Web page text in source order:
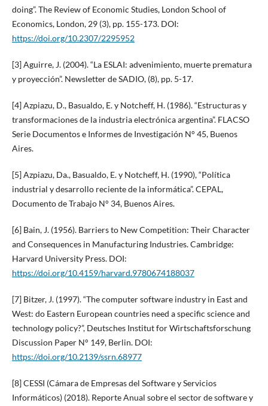
doing”. The Review of Economic Studies, London School of
Economics, London, 29 (3), pp. 155-173. DOI:
https://doi.org/10.2307/2295952
[3] Aguirre, J. (2004). “La ESLAI: advenimiento, muerte prematura
y proyección”. Newsletter de SADIO, (8), pp. 5-17.
[4] Azpiazu, D., Basualdo, E. y Notcheff, H. (1986). “Estructuras y
transformaciones de la industria electrónica argentina”. FLACSO
Serie Documentos e Informes de Investigación N° 45, Buenos
Aires.
[5] Azpiazu, Da., Basualdo, E. y Notcheff, H. (1990), “Política
industrial y desarrollo reciente de la informática”. CEPAL,
Documento de Trabajo N° 34, Buenos Aires.
[6] Bain, J. (1956). Barriers to New Competition: Their Character
and Consequences in Manufacturing Industries. Cambridge:
Harvard University Press. DOI:
https://doi.org/10.4159/harvard.9780674188037
[7] Bitzer, J. (1997). “The computer software industry in East and
West: do Eastern European countries need a specific science and
technology policy?”, Deutsches Institut for Wirtschaftsforschung
Discussion Paper N° 149, Berlin. DOI:
https://doi.org/10.2139/ssrn.68977
[8] CESSI (Cámara de Empresas del Software y Servicios
Informáticos) (2018). Reporte Anual sobre el sector de software y